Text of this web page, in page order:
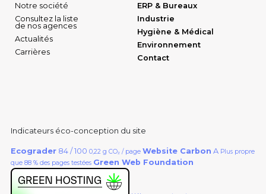
Notre société
Consultez la liste
de nos agences
Actualités
Carrières
ERP & Bureaux
Industrie
Hygiène & Médical
Environnement
Contact
Indicateurs éco-conception du site
Ecograder 84 / 100 0,22 g CO₂ / page Website Carbon A Plus propre
que 88 % des pages testées Green Web Foundation